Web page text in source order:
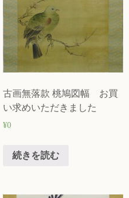
古画無落款 桃鳩図幅 お買
い求めいただきました
¥0
続きを読む